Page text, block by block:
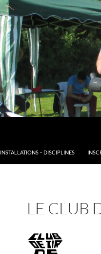
INSTALLATIONS – DISCIPLINES
LE CLUB